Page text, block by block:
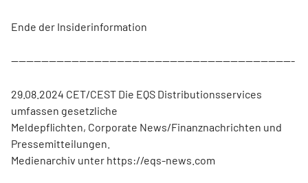
Ende der Insiderinformation
---------------------------------------------------------------------------
29.08.2024 CET/CEST Die EQS Distributionsservices
umfassen gesetzliche
Meldepflichten, Corporate News/Finanznachrichten und
Pressemitteilungen.
Medienarchiv unter https://eqs-news.com